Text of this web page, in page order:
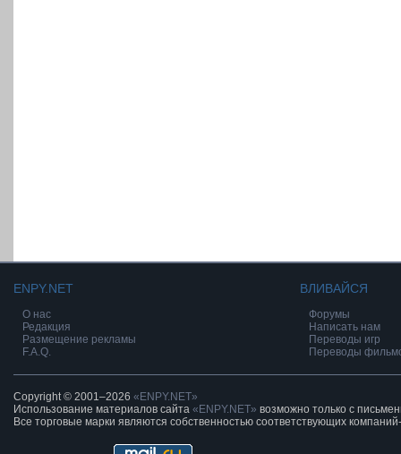
ENPY.NET
О нас
Редакция
Размещение рекламы
F.A.Q.
ВЛИВАЙСЯ
Форумы
Написать нам
Переводы игр
Переводы
Copyright © 2001–2026 «ENPY.NET»
Использование материалов сайта «ENPY.NET» возможно только с
Все торговые марки являются собственностью соответствующих